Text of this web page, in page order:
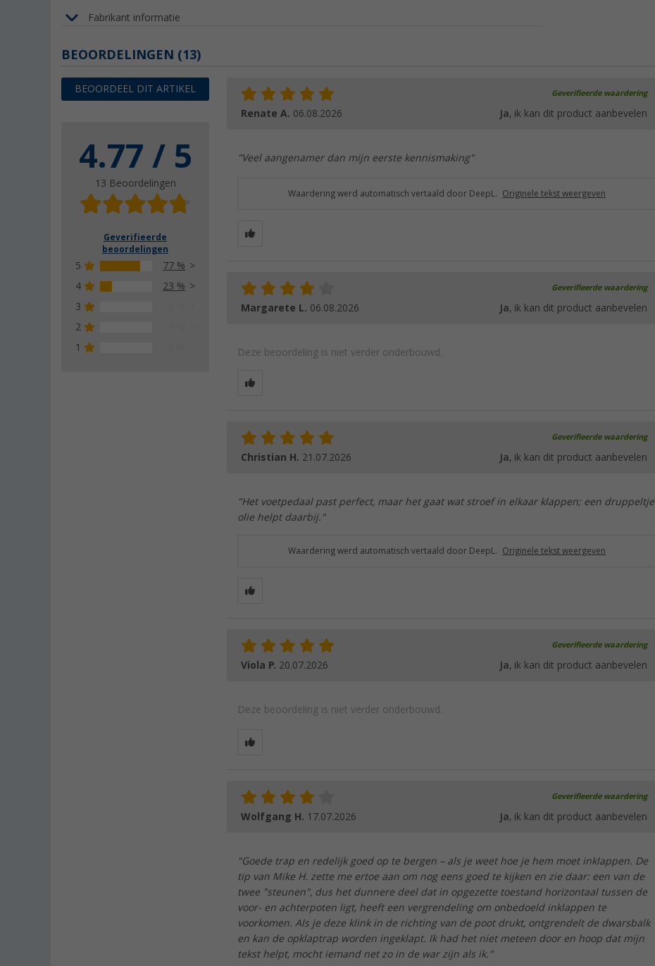
Fabrikant informatie
BEOORDELINGEN (13)
BEOORDEEL DIT ARTIKEL
4.77 / 5
13 Beoordelingen
Geverifieerde
beoordelingen
5
77 %
4
23 %
3
2
1
Geverifieerde waardering
Renate A. 06.08.2026 Ja, ik kan dit product aanbevelen
"Veel aangenamer dan mijn eerste kennismaking"
Waardering werd automatisch vertaald door DeepL. Originele tekst weergeven
Geverifieerde waardering
Margarete L. 06.08.2026 Ja, ik kan dit product aanbevelen
Deze beoordeling is niet verder onderbouwd.
Geverifieerde waardering
Christian H. 21.07.2026 Ja, ik kan dit product aanbevelen
"Het voetpedaal past perfect, maar het gaat wat stroef in elkaar klappen; een druppeltje
olie helpt daarbij."
Waardering werd automatisch vertaald door DeepL. Originele tekst weergeven
Geverifieerde waardering
Viola P. 20.07.2026 Ja, ik kan dit product aanbevelen
Deze beoordeling is niet verder onderbouwd.
Geverifieerde waardering
Wolfgang H. 17.07.2026 Ja, ik kan dit product aanbevelen
"Goede trap en redelijk goed op te bergen – als je weet hoe je hem moet inklappen. De
tip van Mike H. zette me ertoe aan om nog eens goed te kijken en zie daar: een van de
twee "steunen", dus het dunnere deel dat in opgezette toestand horizontaal tussen de
voor- en achterpoten ligt, heeft een vergrendeling om onbedoeld inklappen te
voorkomen. Als je deze klink in de richting van de poot drukt, ontgrendelt de dwarsbalk
en kan de opklaptrap worden ingeklapt. Ik had het niet meteen door en hoop dat mijn
tekst helpt, mocht iemand net zo in de war zijn als ik."